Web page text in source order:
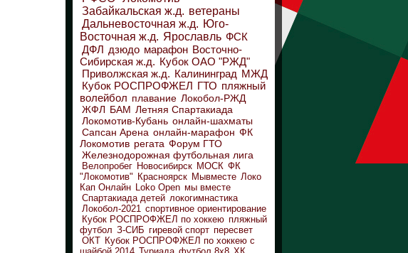
Забайкальская ж.д. ветераны
Дальневосточная ж.д. Юго-
Восточная ж.д. Ярославль ФСК
ДФЛ дзюдо марафон Восточно-
Сибирская ж.д. Кубок ОАО "РЖД"
Приволжская ж.д. Калининград МЖД
Кубок РОСПРОФЖЕЛ ГТО пляжный
волейбол плавание Локобол-РЖД
ЖФЛ БАМ Летняя Спартакиада
Локомотив-Кубань онлайн-шахматы
Сапсан Арена онлайн-марафон ФК
Локомотив регата Форум ГТО
Железнодорожная футбольная лига
Велопробег Новосибирск МОСК ФК
"Локомотив" Красноярск Мывместе Локо
Кап Онлайн Loko Open мы вместе
Спартакиада детей локогимнастика
Локобол-2021 спортивное ориентирование
Кубок РОСПРОФЖЕЛ по хоккею пляжный
футбол З-СИБ гиревой спорт пересвет
ОКТ Кубок РОСПРОФЖЕЛ по хоккею с